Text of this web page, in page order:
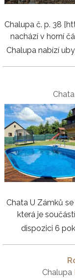
Chalupa č. p. 38
nachází v horní
Chalupa nabízí
Chata
Chata U Zámků
která je
dispozici 6
Chalupa